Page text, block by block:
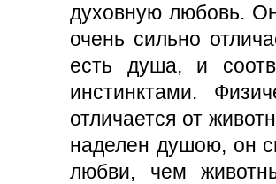
духовную любовь.
очень сильно
есть душа, и
инстинктами.
отличается от
наделен душою, он
любви, чем